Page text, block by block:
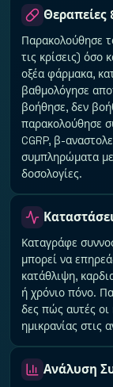
Παρακολούθησε
τις κρίσεις) όσο
οξέα φάρμακα,
βαθμολόγησε
βοήθησε, δεν
παρακολούθησε
CGRP, β-
συμπληρώματα με
δοσολογίες.
Καταγράφε
μπορεί να
κατάθλιψη,
ή χρόνιο πόνο.
δες πώς αυτές οι
ημικρανίας στις
Ανάλυση